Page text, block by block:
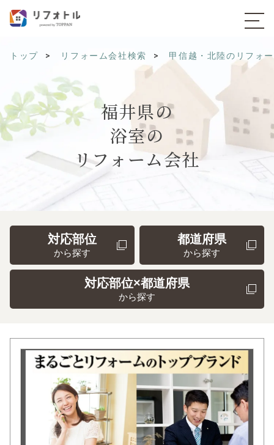
トップ リフォーム会社検索 甲信越・北陸のリフォ
福井県の
浴室の
リフォーム会社
対応部位
から探す
都道府県
から探す
対応部位×都道府県
から探す